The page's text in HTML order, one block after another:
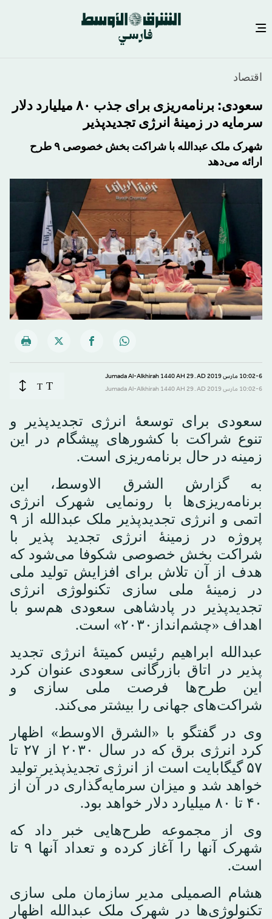
اقتصاد
سعودی: برنامه‌ریزی برای جذب ۸۰ میلیارد دلار
سرمایه در زمینهٔ انرژی تجدیدپذیر
شهرک ملک عبدالله با شراکت بخش خصوصی ۹ طرح
ارائه می‌دهد
10:02-6 مارس 2019 AD ـ 29 Jumada Al-Alkhirah 1440 AH
10:02-6 مارس 2019 AD ـ 29 Jumada Al-Alkhirah 1440 AH
T
T
سعودی برای توسعهٔ انرژی تجدیدپذیر و
تنوع شراکت با کشورهای پیشگام در این
زمینه در حال برنامه‌ریزی است.
به گزارش الشرق الاوسط، این
برنامه‌ریزی‌ها با رونمایی شهرک انرژی
اتمی و انرژی تجدیدپذیر ملک عبدالله از ۹
پروژه در زمینهٔ انرژی تجدید پذیر با
شراکت بخش خصوصی شکوفا می‌شود که
هدف از آن تلاش برای افزایش تولید ملی
در زمینهٔ ملی سازی تکنولوژی انرژی
تجدیدپذیر در پادشاهی سعودی هم‌سو با
اهداف «چشم‌انداز۲۰۳۰» است.
عبدالله ابراهیم رئیس کمیتهٔ انرژی تجدید
پذیر در اتاق بازرگانی سعودی عنوان کرد
این طرح‌ها فرصت ملی سازی و
شراکت‌های جهانی را بیشتر می‌کند.
وی در گفتگو با «الشرق الاوسط» اظهار
کرد انرژی برق که در سال ۲۰۳۰ از ۲۷ تا
۵۷ گیگابایت است از انرژی تجدیذپذیر تولید
خواهد شد و میزان سرمایه‌گذاری در آن از
۴۰ تا ۸۰ میلیارد دلار خواهد بود.
وی از مجموعه طرح‌هایی خبر داد که
شهرک آنها را آغاز کرده و تعداد آنها ۹ تا
است.
هشام الصمیلی مدیر سازمان ملی سازی
تکنولوژی‌ها در شهرک ملک عبدالله اظهار